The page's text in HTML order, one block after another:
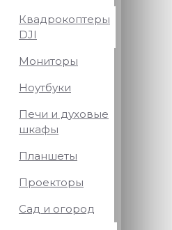
Квадрокоптеры
DJI
Мониторы
Ноутбуки
Печи и духовые
шкафы
Планшеты
Проекторы
Сад и огород